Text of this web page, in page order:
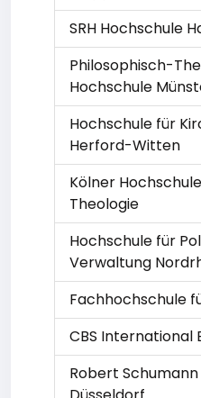
SRH Hochschule
Philosophisch-
Hochschule
Hochschule für
Herford-Witten
Kölner
Theologie
Hochschule für
Verwaltung
Fachhochschule
CBS International
Robert